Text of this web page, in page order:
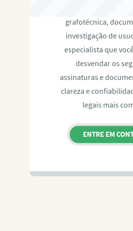
grafotécnica,
investigação de
especialista que
desvendar os
assinaturas e
clareza e
legais mais
ENTRE EM